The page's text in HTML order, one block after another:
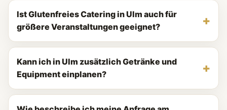
Ist Glutenfreies Catering in Ulm auch für
größere Veranstaltungen geeignet?
Kann ich in Ulm zusätzlich Getränke und
Equipment einplanen?